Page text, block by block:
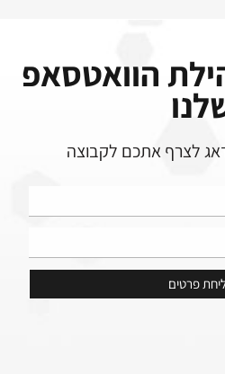
הוואטסאפ
לצרף אתכם לקבוצה